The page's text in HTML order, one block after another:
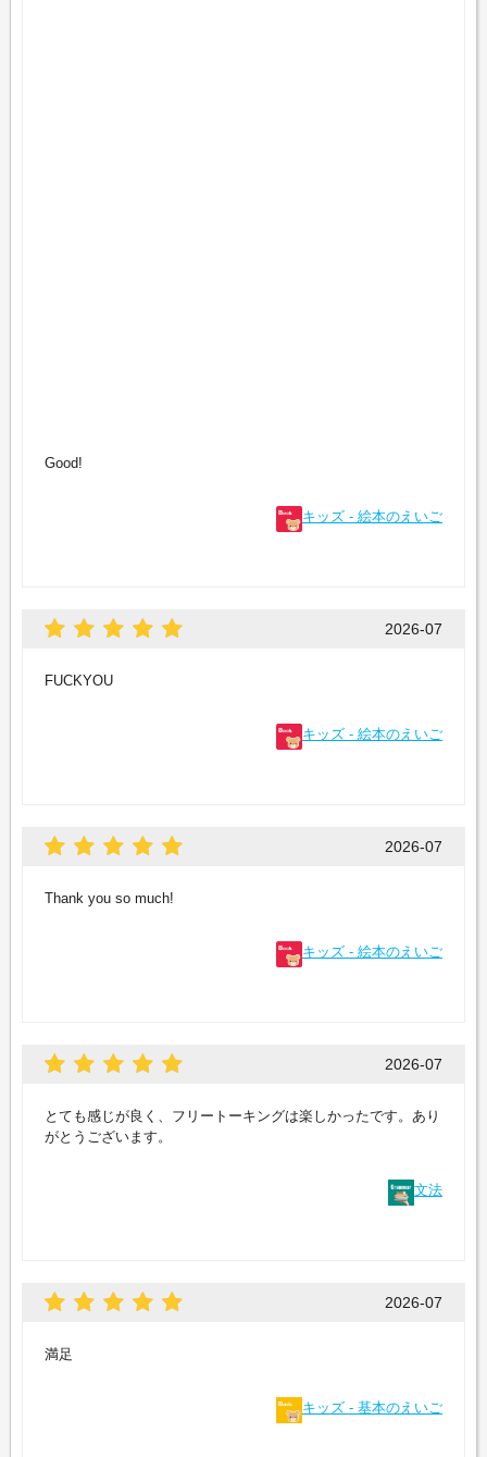
Good!
キッズ - 絵本のえいご
2026-07
FUCKYOU
キッズ - 絵本のえいご
2026-07
Thank you so much!
キッズ - 絵本のえいご
2026-07
とても感じが良く、フリートーキングは楽しかったです。あり
がとうございます。
文法
2026-07
満足
キッズ - 基本のえいご